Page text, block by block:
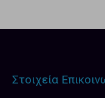
Στοιχεία